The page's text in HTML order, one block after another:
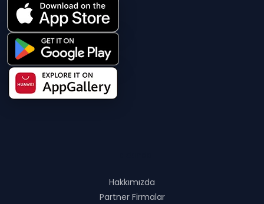
Hakkımızda
Partner Firmalar